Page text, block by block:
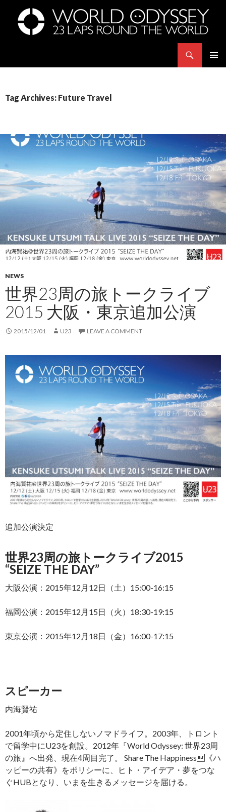
世界23周の旅｜WORLD ODYSSEY: 23 Laps Rond The World
Tag Archives: Future Travel
NEWS
世界23周の旅トークライブ
2015 大阪・東京追加公演
2015/12/01 U23 LEAVE A COMMENT
追加公演決定
世界23周の旅トークライブ2015
“SEIZE THE DAY”
大阪公演：2015年12月12日（土）15:00-16:15
福岡公演：2015年12月15日（火）18:30-19:15
東京公演：2015年12月18日（金）16:00-17:15
スピーカー
内海賢祐
2001年頃から定住しないノマドライフ。2003年、トロント
で留学中にU23を創設。2012年『World Odyssey: 世界23周
の旅』へ出発、現在4周目完了。 Share The Happiness《ハ
ッピーの共有》をポリシーに、ヒト・アイデア・夢をつな
ぐHUBとなり、いまを生きるメッセージを届ける。